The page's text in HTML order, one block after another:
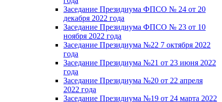
Заседание Президиума ФПСО № 24 от 20
декабря 2022 года
Заседание Президиума ФПСО № 23 от 10
ноября 2022 года
Заседание Президиума №22 7 октября 2022
года
Заседание Президиума №21 от 23 июня 2022
года
Заседание Президиума №20 от 22 апреля
2022 года
Заседание Президиума №19 от 24 марта 2022